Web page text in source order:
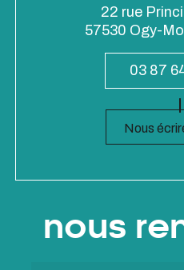
22 rue
57530 Ogy-
03 87
Nous
nous